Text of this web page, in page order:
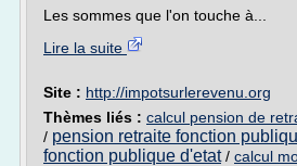
Les sommes que l'on touche à...
Lire la suite
Site : http://impotsurlerevenu.org
Thèmes liés : calcul pension de
/ pension retraite fonction
fonction publique d'etat/ calcul